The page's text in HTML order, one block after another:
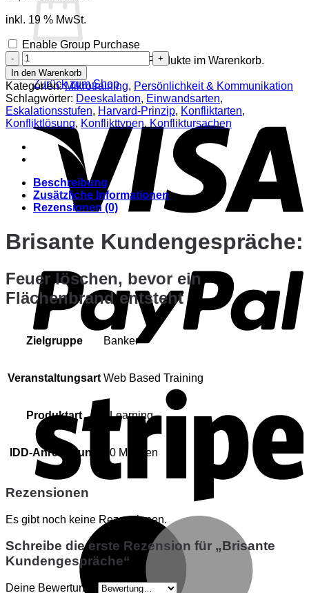
Es befinden sich keine Produkte im Warenkorb.
Zurück zum Shop
inkl. 19 % MwSt.
Enable Group Purchase
Brisante
Kundengespräche
Menge
In den Warenkorb
Kategorien:Mikrotraining, Persönlichkeit & Kommunikation
Schlagwörter: Deeskalation, Einwandsarten,
Eskalationsstufen, Harvard-Prinzip, Konfliktarten,
Konfliktlösung, Konflikttypen, Konfliktursachen
Beschreibung
Zusätzliche Informationen
Rezensionen (0)
Brisante Kundengespräche:
Feuer löschen, bevor ein
Flächenbrand entsteht
Zielgruppe Banker
Veranstaltungsart Web Based Training
Produktart eLearning
IDD-Anrechnung 90 Minuten
Rezensionen
Es gibt noch keine Rezensionen.
Schreibe die erste Rezension für „Brisante
Kundengespräche“
Deine Bewertung